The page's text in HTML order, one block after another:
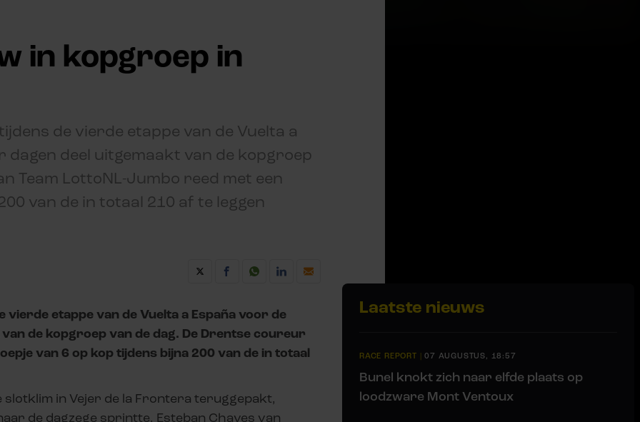
in kopgroep in
de vierde etappe van de Vuelta a
dagen deel uitgemaakt van de kopgroep
Team LottoNL-Jumbo reed met een
van de in totaal 210 af te leggen
etappe van de Vuelta a España voor de
de kopgroep van de dag. De Drentse coureur
van 6 op kop tijdens bijna 200 van de in totaal
in Vejer de la Frontera teruggepakt,
de dagzege sprintte. Esteban Chaves van
Laatste nieuws
RACE REPORT |07 AUGUSTUS, 18:57
Bunel knokt zich naar elfde plaats op
loodzware Mont Ventoux